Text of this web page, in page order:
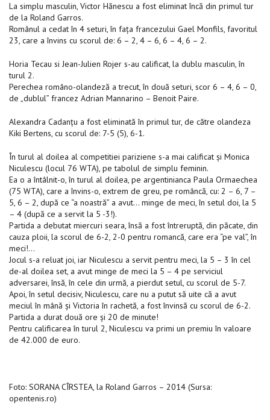
La simplu masculin, Victor Hănescu a fost eliminat încă din primul tur
de la Roland Garros.
Românul a cedat în 4 seturi, în faţa francezului Gael Monfils, favoritul
23, care a învins cu scorul de: 6 – 2, 4 – 6, 6 – 4, 6 – 2.
Horia Tecau si Jean-Julien Rojer s-au calificat, la dublu masculin, în
turul 2.
Perechea româno-olandeză a trecut, în două seturi, scor 6 – 4, 6 – 0,
de „dublul” francez Adrian Mannarino – Benoit Paire.
Alexandra Cadanţu a fost eliminată în primul tur, de către olandeza
Kiki Bertens, cu scorul de: 7-5 (5), 6-1.
În turul al doilea al competitiei pariziene s-a mai calificat şi Monica
Niculescu (locul 76 WTA), pe tabolul de simplu feminin.
Ea o a întâlnit-o, în turul al doilea, pe argentinianca Paula Ormaechea
(75 WTA), care a învins-o, extrem de greu, pe româncă, cu: 2 – 6, 7 –
5, 6 – 2, după ce “a noastră” a avut… minge de meci, în setul doi, la 5
– 4 (după ce a servit la 5 -3!).
Partida a debutat miercuri seara, însă a fost întreruptă, din păcate, din
cauza ploii, la scorul de 6-2, 2-0 pentru romancă, care era “pe val”, în
meci!…
Jocul s-a reluat joi, iar Niculescu a servit pentru meci, la 5 – 3 în cel
de-al doilea set, a avut minge de meci la 5 – 4 pe serviciul
adversarei, însă, în cele din urmă, a pierdut setul, cu scorul de 5-7.
Apoi, în setul decisiv, Niculescu, care nu a putut să uite că a avut
meciul în mână şi Victoria în rachetă, a fost învinsă cu scorul de 6-2.
Partida a durat două ore şi 20 de minute!
Pentru calificarea în turul 2, Niculescu va primi un premiu în valoare
de 42.000 de euro.
Foto: SORANA CÎRSTEA, la Roland Garros – 2014 (Sursa:
opentenis.ro)